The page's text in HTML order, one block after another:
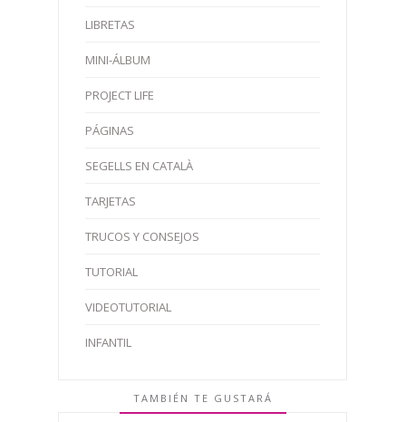
LIBRETAS
MINI-ÁLBUM
PROJECT LIFE
PÁGINAS
SEGELLS EN CATALÀ
TARJETAS
TRUCOS Y CONSEJOS
TUTORIAL
VIDEOTUTORIAL
INFANTIL
TAMBIÉN TE GUSTARÁ